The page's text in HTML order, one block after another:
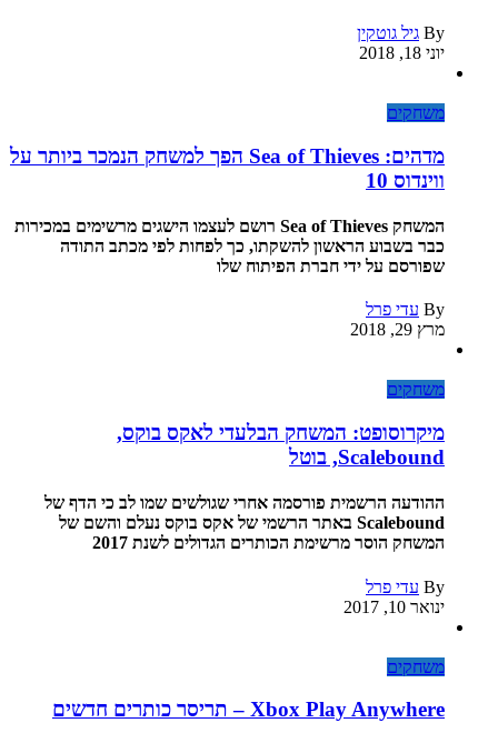
By גיל גוטקין
יוני 18, 2018
משחקים
מדהים: Sea of Thieves הפך למשחק הנמכר ביותר על
ווינדוס 10
המשחק Sea of Thieves רושם לעצמו הישגים מרשימים במכירות
כבר בשבוע הראשון להשקתו, כך לפחות לפי מכתב התודה
שפורסם על ידי חברת הפיתוח שלו
By עדי פרל
מרץ 29, 2018
משחקים
מיקרוסופט: המשחק הבלעדי לאקס בוקס,
Scalebound, בוטל
ההודעה הרשמית פורסמה אחרי שגולשים שמו לב כי הדף של
Scalebound באתר הרשמי של אקס בוקס נעלם והשם של
המשחק הוסר מרשימת הכותרים הגדולים לשנת 2017
By עדי פרל
ינואר 10, 2017
משחקים
Xbox Play Anywhere – תריסר כותרים חדשים